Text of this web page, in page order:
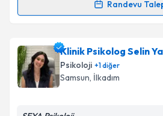
Randevu
Randevu Takvimi Talebi
Psk. Büşra Avcıiçin randevu
Size bu uzmandan randevu
hazırlandığında e-posta ile
Klinik Psikolog Selin
Psikoloji +1diğer
Samsun, İlkadım